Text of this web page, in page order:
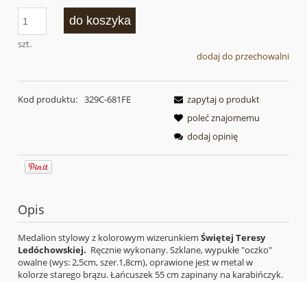
szt.
do koszyka
dodaj do przechowalni
Kod produktu: 329C-681FE
zapytaj o produkt
poleć znajomemu
dodaj opinię
Opis
Medalion stylowy z kolorowym wizerunkiem Świętej Teresy
Ledóchowskiej. Ręcznie wykonany. Szklane, wypukłe "oczko"
owalne (wys: 2,5cm, szer.1,8cm), oprawione jest w metal w
kolorze starego brązu. Łańcuszek 55 cm zapinany na karabińczyk.